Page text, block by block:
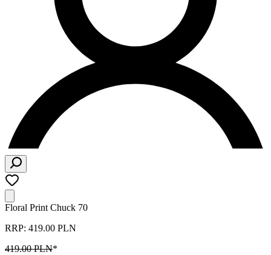
Floral Print Chuck 70
RRP: 419.00 PLN
419.00 PLN*